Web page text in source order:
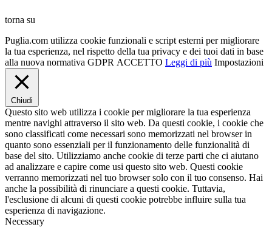
torna su
Puglia.com utilizza cookie funzionali e script esterni per migliorare
la tua esperienza, nel rispetto della tua privacy e dei tuoi dati in base
alla nuova normativa GDPR ACCETTO Leggi di più Impostazioni
Chiudi
Questo sito web utilizza i cookie per migliorare la tua esperienza
mentre navighi attraverso il sito web. Da questi cookie, i cookie che
sono classificati come necessari sono memorizzati nel browser in
quanto sono essenziali per il funzionamento delle funzionalità di
base del sito. Utilizziamo anche cookie di terze parti che ci aiutano
ad analizzare e capire come usi questo sito web. Questi cookie
verranno memorizzati nel tuo browser solo con il tuo consenso. Hai
anche la possibilità di rinunciare a questi cookie. Tuttavia,
l'esclusione di alcuni di questi cookie potrebbe influire sulla tua
esperienza di navigazione.
Necessary